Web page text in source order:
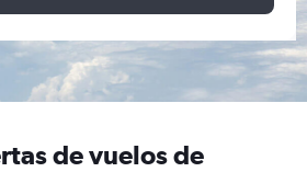
de vuelos de